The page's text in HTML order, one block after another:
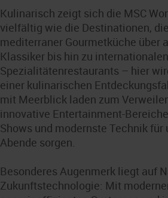
Kulinarisch zeigt sich die MSC
vielfältig wie die Destinationen,
mediterraner Gourmetküche über
Klassiker bis hin zu internationalen
Spezialitätenrestaurants – hier
einer kulinarischen
mit Meerblick laden zum
innovative Entertainment-
Shows und modernste Technik für
Abende sorgen.
Besonderes Augenmerk liegt auf
Zukunftstechnologie: Mit